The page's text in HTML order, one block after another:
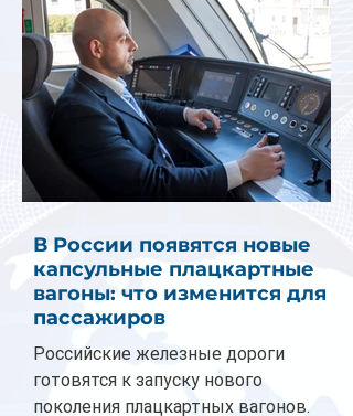
В России появятся новые
капсульные плацкартные
вагоны: что изменится для
пассажиров
Российские железные дороги
готовятся к запуску нового
поколения плацкартных вагонов.